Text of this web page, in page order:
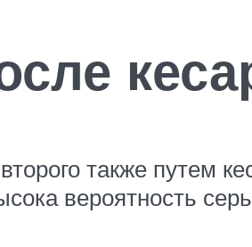
также путем
вероятность